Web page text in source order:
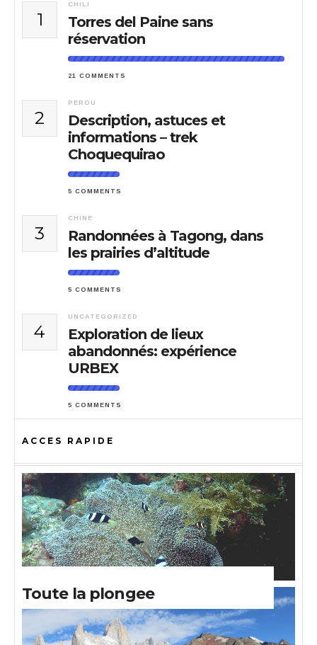
1
CHILI
Torres del Paine sans
réservation
21 COMMENTS
2
PEROU
Description, astuces et
informations – trek
Choquequirao
5 COMMENTS
3
CHINE
Randonnées à Tagong, dans
les prairies d’altitude
5 COMMENTS
4
UNCATEGORIZED
Exploration de lieux
abandonnés: expérience
URBEX
5 COMMENTS
ACCES RAPIDE
Toute la plongee